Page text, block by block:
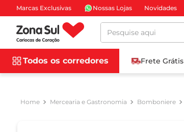
Marcas Exclusivas Nossas Lojas Novidades
Pesquise aqui
Todos os corredores Frete Grátis
Mercearia e Gastronomia Bomboniere